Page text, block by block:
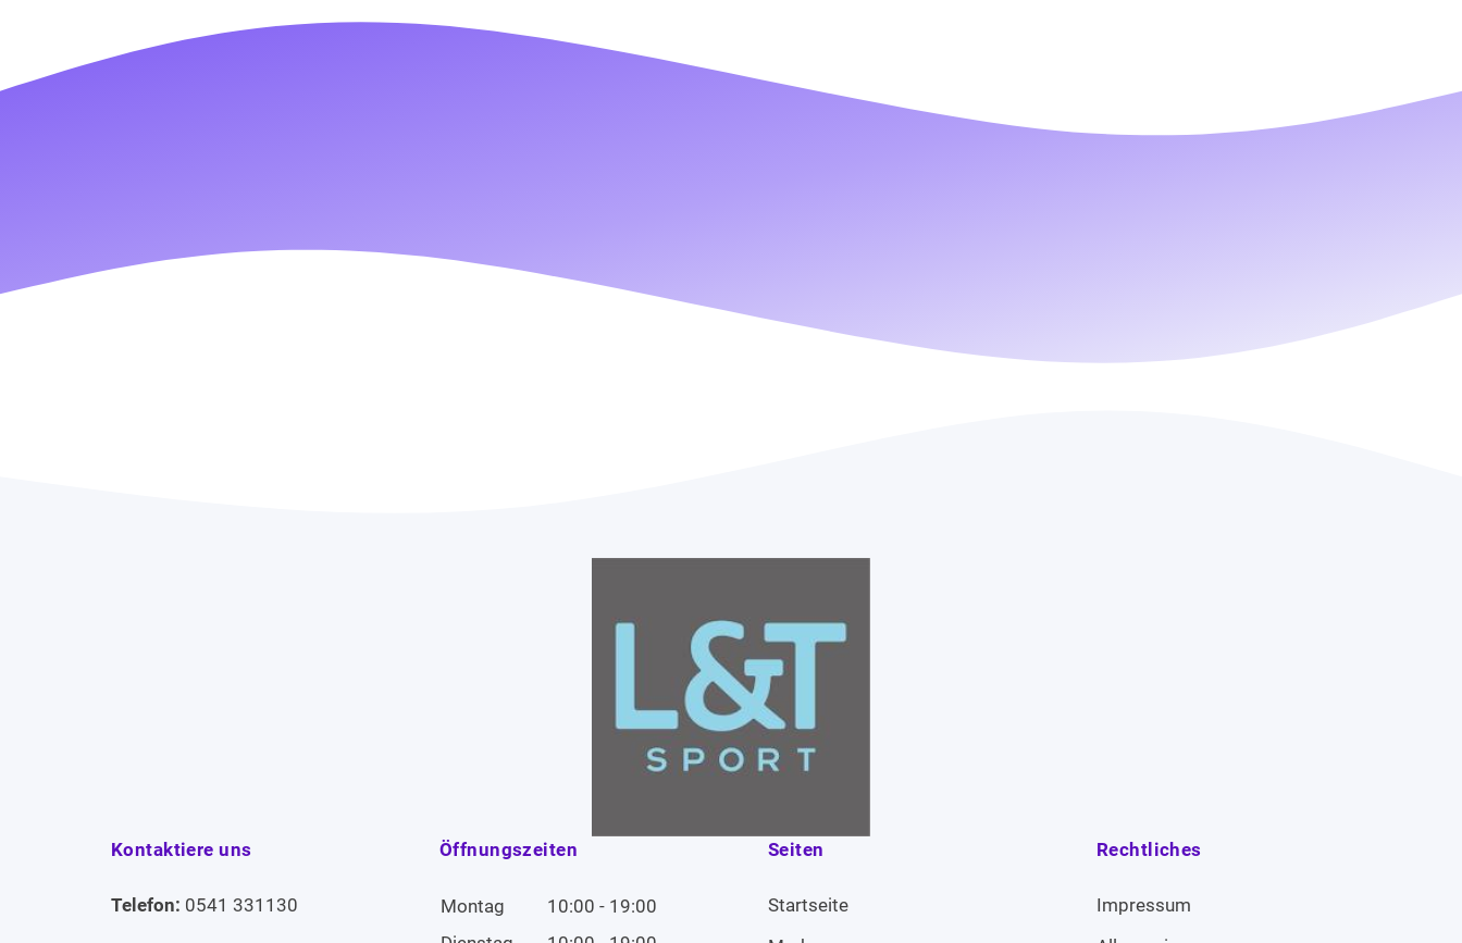
Kontaktiere uns
Telefon: 0541 331130
Öffnungszeiten
Montag
10:00 - 19:00
Seiten
Startseite
Rechtliches
Impressum